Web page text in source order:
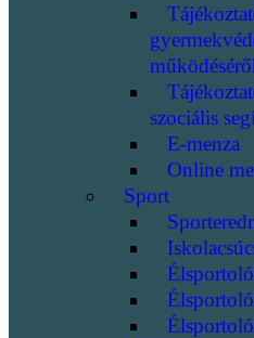
szociális
E-menza
Online
Sport